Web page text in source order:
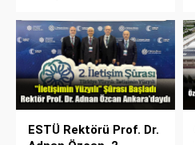
ESTÜ Rektörü Prof. Dr.